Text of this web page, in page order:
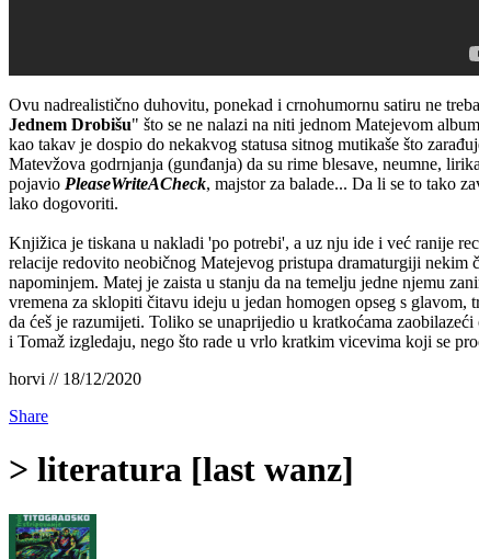
Ovu nadrealistično duhovitu, ponekad i crnohumornu satiru ne
Jednem Drobišu" što se ne nalazi na niti jednom Matejevom
kao takav je dospio do nekakvog statusa sitnog mutikaše što
Matevžova godrnjanja (gunđanja) da su rime blesave, neumne,
pojavio PleaseWriteACheck, majstor za balade... Da li se to tako
lako dogovoriti.
Knjižica je tiskana u nakladi 'po potrebi', a uz nju ide i već ranije
relacije redovito neobičnog Matejevog pristupa dramaturgiji nekim
napominjem. Matej je zaista u stanju da na temelju jedne njemu
vremena za sklopiti čitavu ideju u jedan homogen opseg s
da ćeš je razumijeti. Toliko se unaprijedio u kratkoćama
i Tomaž izgledaju, nego što rade u vrlo kratkim vicevima koji se
horvi // 18/12/2020
Share
> literatura [last wanz]